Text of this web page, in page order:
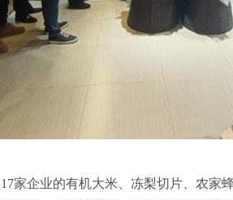
企业的有机大米、冻梨切片、农家